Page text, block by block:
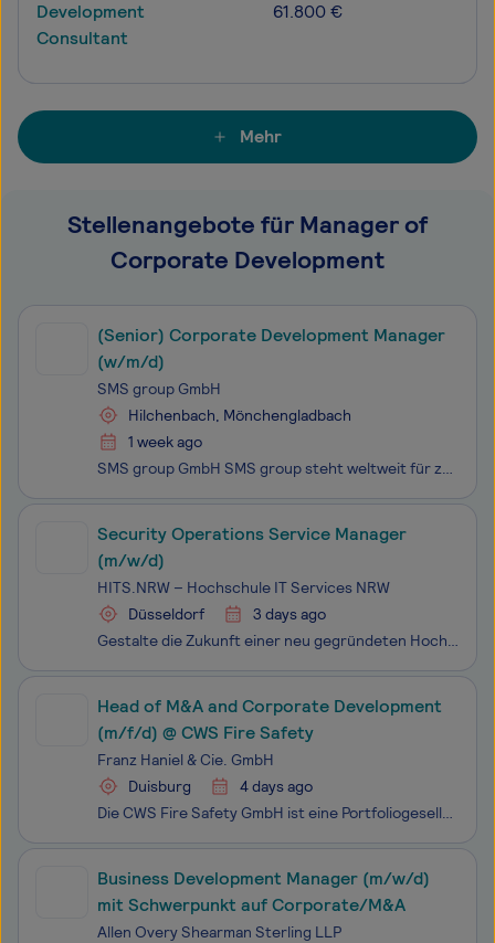
Development
Consultant
61.800 €
Mehr
Stellenangebote für Manager of
Corporate Development
(Senior) Corporate Development Manager
(w/m/d)
SMS group GmbH
Hilchenbach, Mönchengladbach
1 week ago
SMS group GmbH SMS group steht weltweit für zukunftsorientierte Technologie und herausragenden Service im Maschinen- und Anlagenbau für die Metallindustrie. Unser Team aus mehr als 12.500 Mitarbeiterinnen und Mitarbeitern weltweit hat 2024 einen Umsatz von über 4 Mrd. EUR erwirtschaftet. Wir nutzen
Security Operations Service Manager
(m/w/d)
HITS.NRW – Hochschule IT Services NRW
Düsseldorf
3 days ago
Gestalte die Zukunft einer neu gegründeten Hochschul-IT-Organisation in NRW HITS.NRW ist ein neu gegründeter, zentraler IT-Dienstleister für die öffentlichen Hochschulen in Nordrhein-Westfalen. Unsere Mission: Gemeinsam mit den Fachhochschulen die Hochschul-IT der Zukunft gestalten. Dafür entwickeln
Head of M&A and Corporate Development
(m/f/d) @ CWS Fire Safety
Franz Haniel & Cie. GmbH
Duisburg
4 days ago
Die CWS Fire Safety GmbH ist eine Portfoliogesellschaft der Franz Haniel & Cie. und ein führender Anbieter von Lösungen im vorbeugenden Brandschutz sowie Sicherheitstechnik in Deutschland und den Niederlanden. Mit einem Umsatz von rund 100–150 Mio. € und etwa 800–900 Mitarbeitenden verfügt
Business Development Manager (m/w/d)
mit Schwerpunkt auf Corporate/M&A
Allen Overy Shearman Sterling LLP